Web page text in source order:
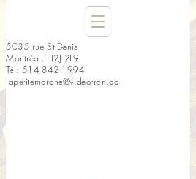
5035 rue St-Denis
Montréal, H2J 2L9
Tél: 514-842-1994
lapetitemarche@videotron.ca